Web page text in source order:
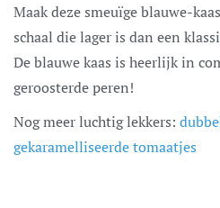
Maak deze smeuïge blauwe-kaassoufflé in een ovale
schaal die lager is dan een
De blauwe kaas is heerlijk in
geroosterde peren!
Nog meer luchtig lekkers:
gekaramelliseerde tomaatjes